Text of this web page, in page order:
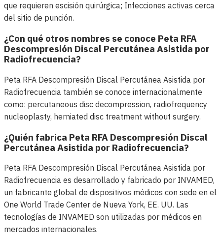
que requieren escisión quirúrgica; Infecciones activas cerca
del sitio de punción.
¿Con qué otros nombres se conoce Peta RFA
Descompresión Discal Percutánea Asistida por
Radiofrecuencia?
Peta RFA Descompresión Discal Percutánea Asistida por
Radiofrecuencia también se conoce internacionalmente
como: percutaneous disc decompression, radiofrequency
nucleoplasty, herniated disc treatment without surgery.
¿Quién fabrica Peta RFA Descompresión Discal
Percutánea Asistida por Radiofrecuencia?
Peta RFA Descompresión Discal Percutánea Asistida por
Radiofrecuencia es desarrollado y fabricado por INVAMED,
un fabricante global de dispositivos médicos con sede en el
One World Trade Center de Nueva York, EE. UU. Las
tecnologías de INVAMED son utilizadas por médicos en
mercados internacionales.